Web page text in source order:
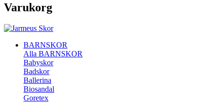
Varukorg
BARNSKOR
Alla BARNSKOR
Babyskor
Badskor
Ballerina
Biosandal
Goretex